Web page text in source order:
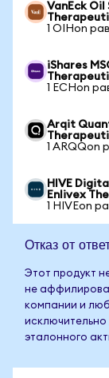
VanEck Oil
1 OIHon
iShares
1 ECHon
Arqit
1 ARQQon
HIVE
Enlivex
1 HIVEon
Отказ от
Этот продукт
не
компании и
эталонного